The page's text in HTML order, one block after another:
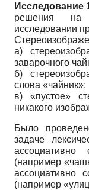
Исследование
решения на
исследовании
а)
заварочного
б)
слова «чайник»;
в) «пустое»
никакого
Было
задаче
(например
ассоциативно
(например